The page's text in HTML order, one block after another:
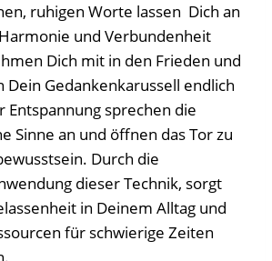
ruhigen Worte lassen Dich an
und Verbundenheit
Dich mit in den Frieden und
Dein Gedankenkarussell endlich
Entspannung sprechen die
Sinne an und öffnen das Tor zu
Durch die
dieser Technik, sorgt
in Deinem Alltag und
für schwierige Zeiten